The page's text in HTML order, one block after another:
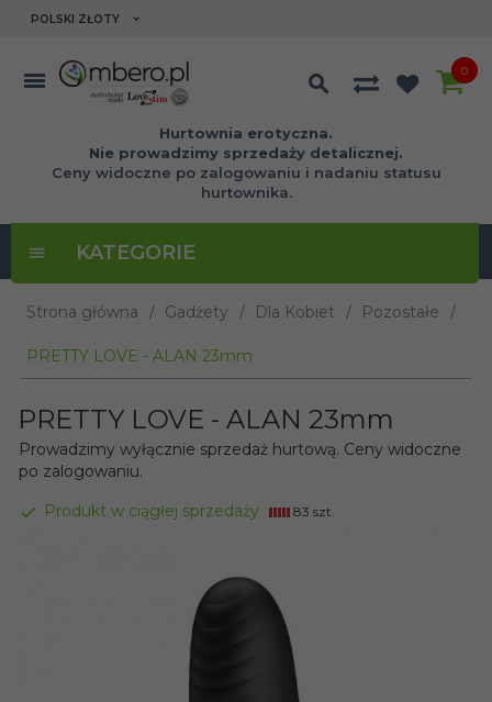
currency_h
POLSKI ZŁOTY
Hurtownia erotyczna.
Nie prowadzimy sprzedaży detalicznej.
Ceny widoczne po zalogowaniu i nadaniu statusu
hurtownika.
0
KATEGORIE
Strona główna Gadżety Dla Kobiet Pozostałe
PRETTY LOVE - ALAN 23mm
PRETTY LOVE - ALAN 23mm
Prowadzimy wyłącznie sprzedaż hurtową. Ceny widoczne
po zalogowaniu.
Produkt w ciągłej sprzedaży 83 szt.